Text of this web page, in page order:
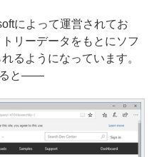
によって運営されてお
リーデータをもとにソフ
るようになっています。
ると――